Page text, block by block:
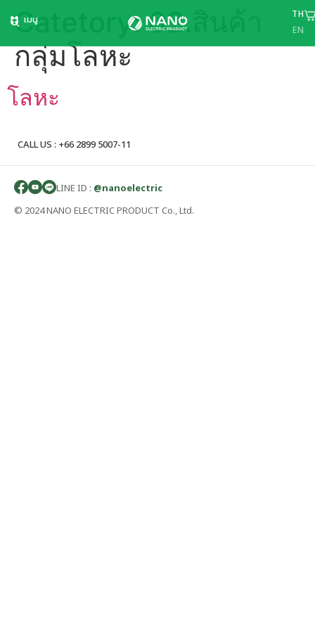
เมนู
TH
EN
Catetory:02.สินค้า
กลุ่มโลหะ
โลหะ
CALL US : +66 2899 5007-11
LINE ID : @nanoelectric
© 2024 NANO ELECTRIC PRODUCT Co., Ltd.